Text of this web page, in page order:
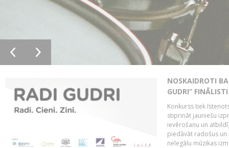
NOSKAIDROTI
GUDRI” FINĀLISTI
Konkurss tiek
stiprināt jauniešu
ievērošanu un
piedāvāt radošus
nelegālu mūzikas